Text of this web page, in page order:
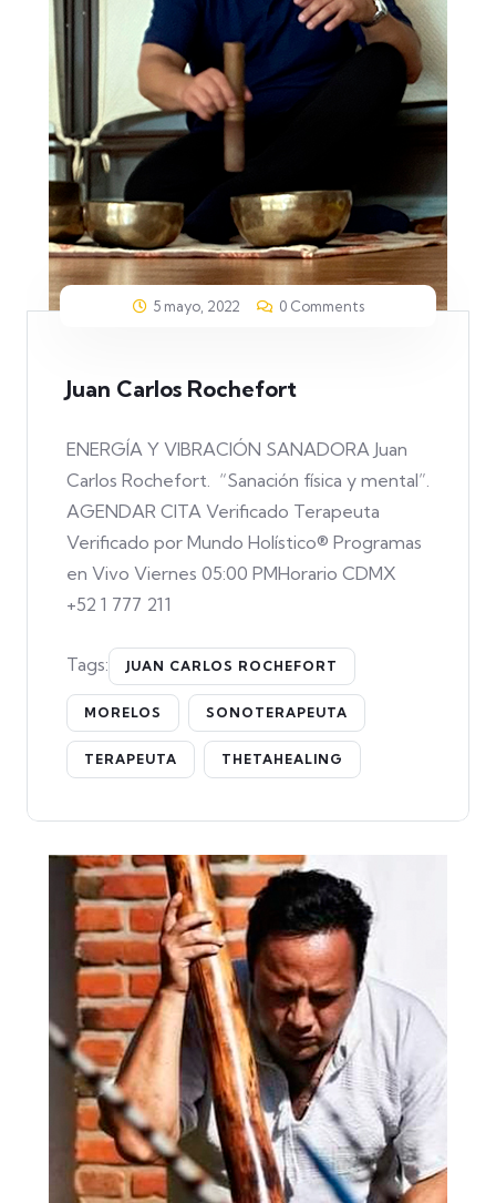
5 mayo, 2022 0 Comments
Juan Carlos Rochefort
ENERGÍA Y VIBRACIÓN SANADORA Juan
Carlos Rochefort. “Sanación física y mental”.
AGENDAR CITA Verificado Terapeuta
Verificado por Mundo Holístico® Programas
en Vivo Viernes 05:00 PMHorario CDMX
+52 1 777 211
Tags: JUAN CARLOS ROCHEFORT
MORELOS SONOTERAPEUTA
TERAPEUTA THETAHEALING